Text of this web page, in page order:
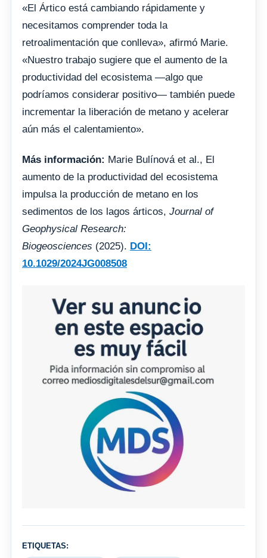
«El Ártico está cambiando rápidamente y
necesitamos comprender toda la
retroalimentación que conlleva», afirmó Marie.
«Nuestro trabajo sugiere que el aumento de la
productividad del ecosistema —algo que
podríamos considerar positivo— también puede
incrementar la liberación de metano y acelerar
aún más el calentamiento».
Más información: Marie Bulínová et al., El
aumento de la productividad del ecosistema
impulsa la producción de metano en los
sedimentos de los lagos árticos, Journal of
Geophysical Research:
Biogeosciences (2025). DOI:
10.1029/2024JG008508
ETIQUETAS: